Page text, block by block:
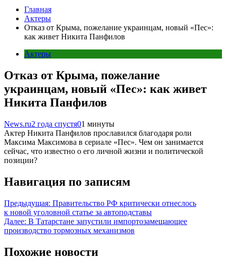
Главная
Актеры
Отказ от Крыма, пожелание украинцам, новый «Пес»:
как живет Никита Панфилов
Актеры
Отказ от Крыма, пожелание
украинцам, новый «Пес»: как живет
Никита Панфилов
News.ru2 года спустя01 минуты
Актер Никита Панфилов прославился благодаря роли
Максима Максимова в сериале «Пес». Чем он занимается
сейчас, что известно о его личной жизни и политической
позиции?
Навигация по записям
Предыдущая: Правительство РФ критически отнеслось
к новой уголовной статье за автоподставы
Далее: В Татарстане запустили импортозамещающее
производство тормозных механизмов
Похожие новости